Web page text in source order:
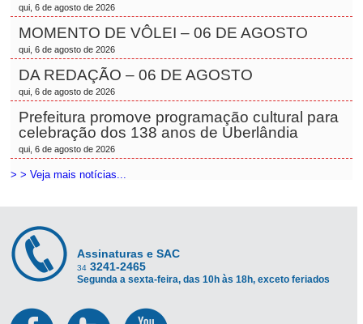
qui, 6 de agosto de 2026
MOMENTO DE VÔLEI – 06 DE AGOSTO
qui, 6 de agosto de 2026
DA REDAÇÃO – 06 DE AGOSTO
qui, 6 de agosto de 2026
Prefeitura promove programação cultural para
celebração dos 138 anos de Uberlândia
qui, 6 de agosto de 2026
> > Veja mais notícias...
Assinaturas e SAC
34 3241-2465
Segunda a sexta-feira, das 10h às 18h, exceto feriados